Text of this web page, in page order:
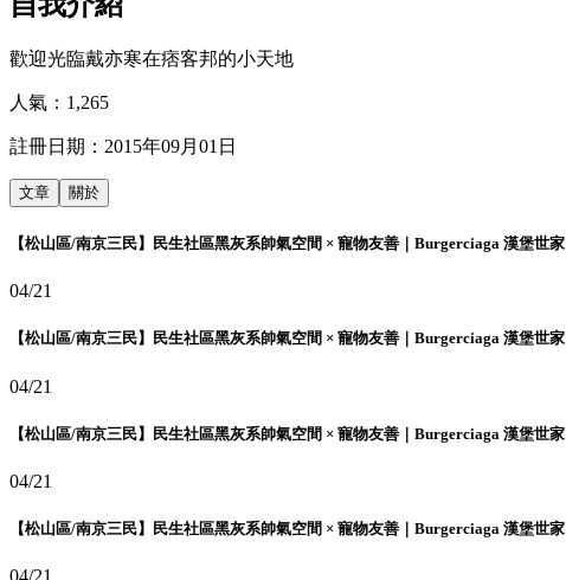
歡迎光臨戴亦寒在痞客邦的小天地
人氣： 1,265
註冊日期： 2015年09月01日
文章 關於
【松山區/南京三民】民生社區黑灰系帥氣空間 × 寵物友善｜Burgerciaga 漢堡世家
04/21
【松山區/南京三民】民生社區黑灰系帥氣空間 × 寵物友善｜Burgerciaga 漢堡世家
04/21
【松山區/南京三民】民生社區黑灰系帥氣空間 × 寵物友善｜Burgerciaga 漢堡世家
04/21
【松山區/南京三民】民生社區黑灰系帥氣空間 × 寵物友善｜Burgerciaga 漢堡世家